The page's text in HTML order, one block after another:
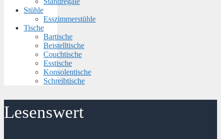
Stühle
Esszimmerstühle
Tische
Bartische
Beistelltische
Couchtische
Esstische
Konsolentische
Schreibtische
Lesenswert